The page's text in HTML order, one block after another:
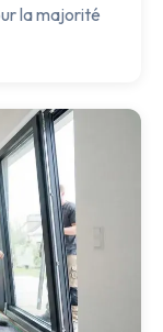
la majorité